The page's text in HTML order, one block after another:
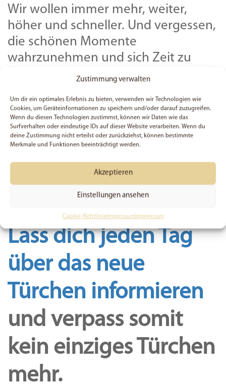
Zustimmung verwalten
Um dir ein optimales Erlebnis zu bieten, verwenden wir Technologien wie
Cookies, um Geräteinformationen zu speichern und/oder darauf zuzugreifen.
Wenn du diesen Technologien zustimmst, können wir Daten wie das
Surfverhalten oder eindeutige IDs auf dieser Website verarbeiten. Wenn du
deine Zustimmung nicht erteilst oder zurückziehst, können bestimmte
Merkmale und Funktionen beeinträchtigt werden.
Akzeptieren
Einstellungen ansehen
Cookie-RichtlinieImpressum Impressum
Wir wollen immer mehr, weiter,
höher und schneller. Und vergessen,
die schönen Momente
wahrzunehmen und sich Zeit zu
nehmen. Nutz heute den Tag um
Gedanken heute nicht darauf, etwas
leisten zu müssen, sondern auf Ruhe
oder Momente, die du schon immer
heute bewusst Zeit dafür, einfach
mal durchzuatmen!
Lass dich jeden Tag
über das neue
Türchen informieren
und verpass somit
kein einziges Türchen
mehr.